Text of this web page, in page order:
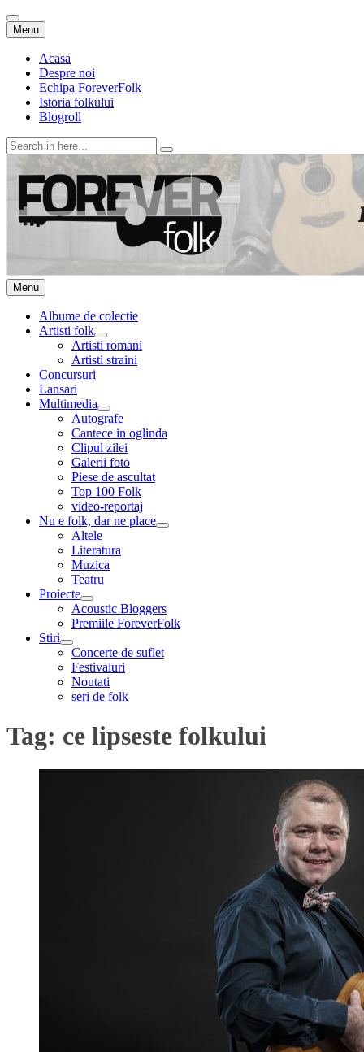
Menu Skip
to
content
Acasa
Despre noi
Echipa ForeverFolk
Istoria folkului
Blogroll
Search
for:
ForeverFolk
Muzica sufletului tau
Menu Skip
to
content
Albume de colectie
Artisti folk
expand
child
menu
Artisti romani
Artisti straini
Concursuri
Lansari
Multimedia
expand
child
menu
Autografe
Cantece in oglinda
Clipul zilei
Galerii foto
Piese de ascultat
Top 100 Folk
video-reportaj
Nu e folk, dar ne place
expand
Altele
Literatura
Muzica
Teatru
Proiecte
expand
child
menu
Acoustic Bloggers
Premiile ForeverFolk
Stiri
expand
child
menu
Concerte de suflet
Festivaluri
Noutati
seri de folk
Tag: ce lipseste folkului